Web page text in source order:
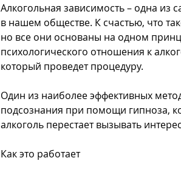
Алкогольная зависимость – одна
в нашем обществе. К счастью, что
но все они основаны на одном
психологического отношения к
который проведет процедуру.
Один из наиболее эффективных
подсознания при помощи гипноза,
алкоголь перестает вызывать
Как это работает